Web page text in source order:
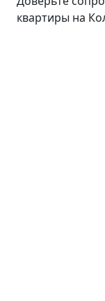
квартиры на